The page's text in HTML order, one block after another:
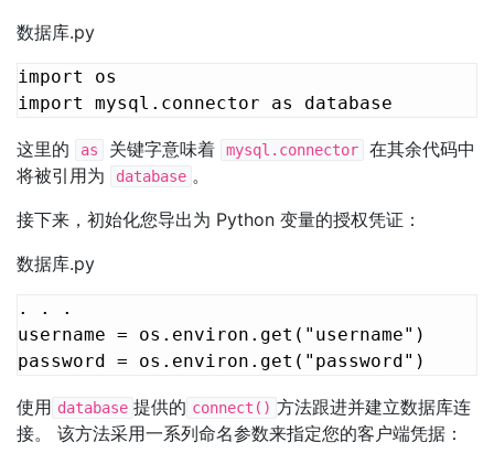
数据库.py
import os
import mysql.connector as database
这里的 as 关键字意味着 mysql.connector
在其余代码中
将被引用为
database 。
接下来，初始化您导出为 Python 变量的授权凭证：
数据库.py
. . .
username = os.environ.get("username")
password = os.environ.get("password")
使用 database 提供的 connect() 方法跟进并建立数据库连
接。 该方法采用一系列命名参数来指定您的客户端凭据：